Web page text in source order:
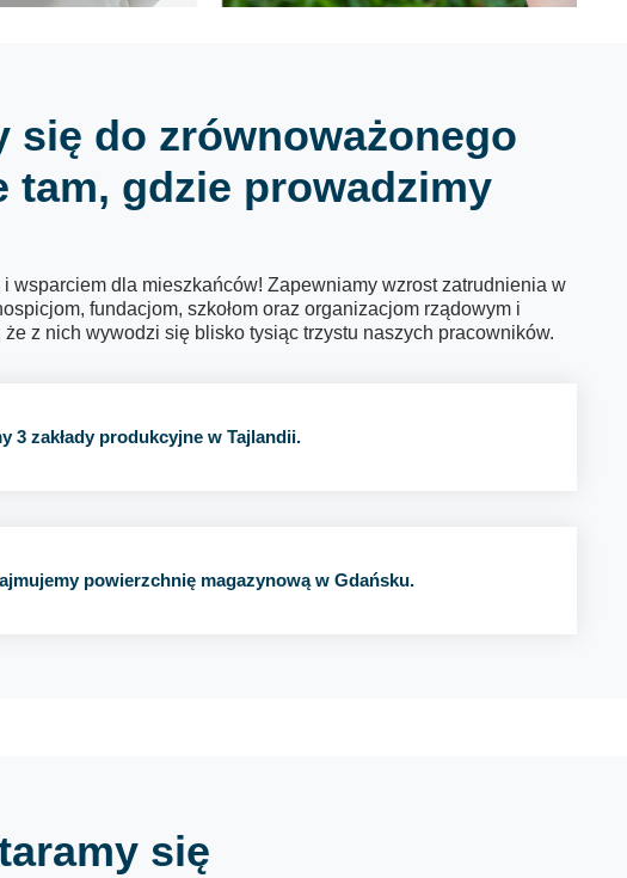
się do zrównoważonego
tam, gdzie prowadzimy
wsparciem dla mieszkańców! Zapewniamy wzrost zatrudnienia w
fundacjom, szkołom oraz organizacjom rządowym i
z nich wywodzi się blisko tysiąc trzystu naszych pracowników.
3 zakłady produkcyjne w Tajlandii.
powierzchnię magazynową w Gdańsku.
się